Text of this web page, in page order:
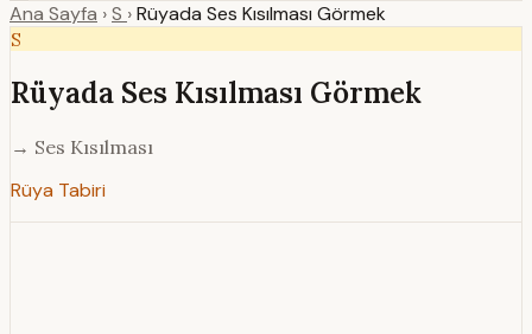
Ana Sayfa ›S ›Rüyada Ses Kısılması Görmek
S
Rüyada Ses Kısılması Görmek
→ Ses Kısılması
Rüya Tabiri